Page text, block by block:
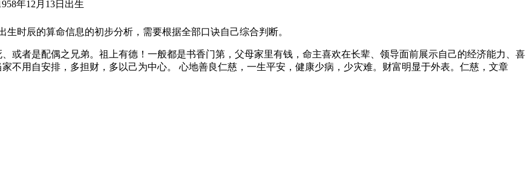
年12月13日出生
时辰的算命信息的初步分析，需要根据全部口诀自己综合判断。
或者是配偶之兄弟。祖上有德！一般都是书香门第，父母家里有钱，命主喜欢在长辈、领导面前展示自己的经济能力、喜
不用自安排，多担财，多以己为中心。 心地善良仁慈，一生平安，健康少病，少灾难。财富明显于外表。仁慈，文章